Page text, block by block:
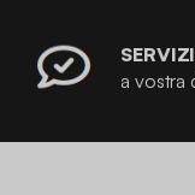
a vostra